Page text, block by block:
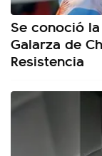
Se conoció
Galarza de
Resistencia